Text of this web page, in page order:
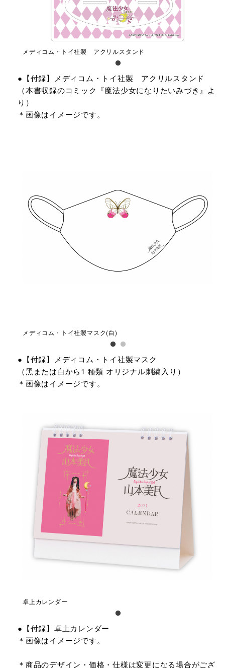
メディコム・トイ社製 アクリルスタンド
●【付録】メディコム・トイ社製 アクリルスタンド
（本書収録のコミック『魔法少⼥になりたいみづき』よ
り）
＊画像はイメージです。
メディコム・トイ社製マスク(白)
●【付録】メディコム・トイ社製マスク
（⿊または⽩から1 種類 オリジナル刺繍⼊り）
＊画像はイメージです。
卓上カレンダー
●【付録】卓上カレンダー
＊画像はイメージです。
＊商品のデザイン・価格・仕様は変更になる場合がござ